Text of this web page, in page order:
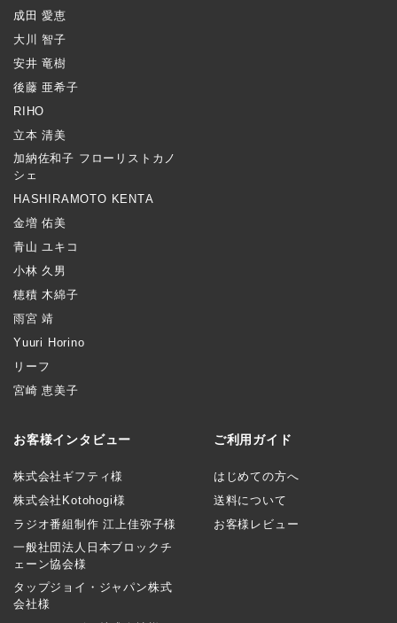
成田 愛恵
大川 智子
安井 竜樹
後藤 亜希子
RIHO
立本 清美
加納佐和子 フローリストカノ
シェ
HASHIRAMOTO KENTA
金増 佑美
青山 ユキコ
小林 久男
穂積 木綿子
雨宮 靖
Yuuri Horino
リーフ
宮崎 恵美子
お客様インタビュー
株式会社ギフティ様
株式会社Kotohogi様
ラジオ番組制作 江上佳弥子様
一般社団法人日本ブロックチ
ェーン協会様
タップジョイ・ジャパン株式
会社様
ご利用ガイド
はじめての方へ
送料について
お客様レビュー